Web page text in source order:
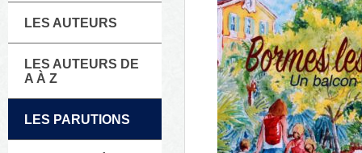
LES AUTEURS
LES AUTEURS DE
A À Z
LES PARUTIONS